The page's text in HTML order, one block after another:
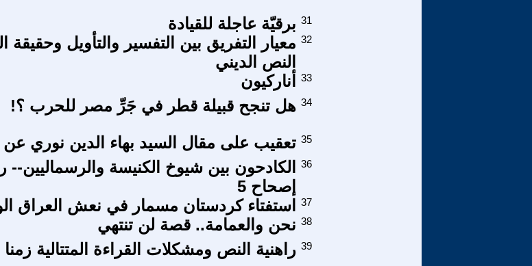
برقيّة عاجلة للقيادة 31
معيار التفريق بين التفسير والتأويل وحقيقة
النص الديني
32
أناركيون 33
هل تنجح قبيلة قطر في جَرِّ مصر للحرب ؟! 34
تعقيب على مقال السيد بهاء الدين نوري عن ثورة 35
الكادحون بين شيوخ الكنيسة
إصحاح 5
36
استفتاء كردستان مسمار في نعش العراق
37
نحن والعمامة.. قصة لن تنتهي 38
راهنية النص ومشكلات القراءة المتتالية زمنا 39